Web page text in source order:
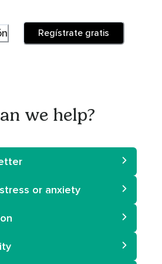
Regístrate gratis
we help?
or anxiety